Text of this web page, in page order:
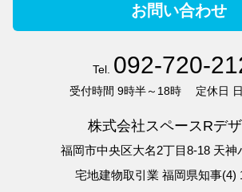
お問い合わせ
Tel. 092-720-
受付時間 9時半～18時 定休日
株式会社スペースRデ
福岡市中央区大名2丁目8-18 天神
宅地建物取引業 福岡県知事(4)